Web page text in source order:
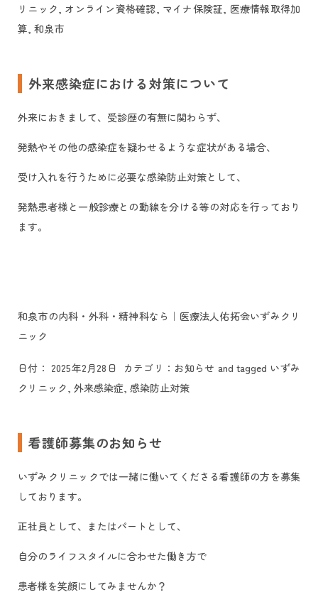
リニック オンライン資格確認 マイナ保険証 医療情報取得加
算 和泉市
外来感染症における対策について
外来におきまして、受診歴の有無に関わらず、
発熱やその他の感染症を疑わせるような症状がある場合、
受け入れを行うために必要な感染防止対策として、
発熱患者様と一般診療との動線を分ける等の対応を行っており
ます。
和泉市の内科・外科・精神科なら｜医療法人佑拓会いずみクリ
ニック
日付：2025年2月28日 カテゴリ： お知らせ and tagged いずみ
クリニック 外来感染症 感染防止対策
看護師募集のお知らせ
いずみクリニックでは一緒に働いてくださる看護師の方を募集
しております。
正社員として、またはパートとして、
自分のライフスタイルに合わせた働き方で
患者様を笑顔にしてみませんか？